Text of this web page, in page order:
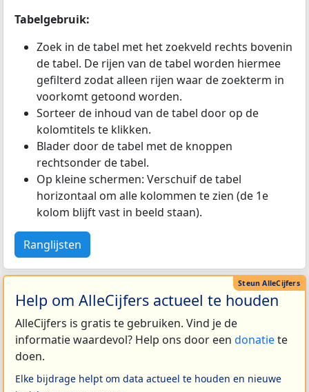
Tabelgebruik:
Zoek in de tabel met het zoekveld rechts bovenin
de tabel. De rijen van de tabel worden hiermee
gefilterd zodat alleen rijen waar de zoekterm in
voorkomt getoond worden.
Sorteer de inhoud van de tabel door op de
kolomtitels te klikken.
Blader door de tabel met de knoppen
rechtsonder de tabel.
Op kleine schermen: Verschuif de tabel
horizontaal om alle kolommen te zien (de 1e
kolom blijft vast in beeld staan).
Ranglijsten
Help om AlleCijfers actueel te houden
AlleCijfers is gratis te gebruiken. Vind je de
informatie waardevol? Help ons door een donatiete
doen.
Elke bijdrage helpt om data actueel te houden en nieuwe